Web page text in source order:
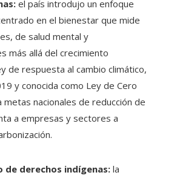
el país introdujo un enfoque
en el bienestar que mide
de salud mental y
más allá del crecimiento
de respuesta al cambio climático,
y conocida como Ley de Cero
metas nacionales de reducción de
a empresas y sectores a
de derechos indígenas: la